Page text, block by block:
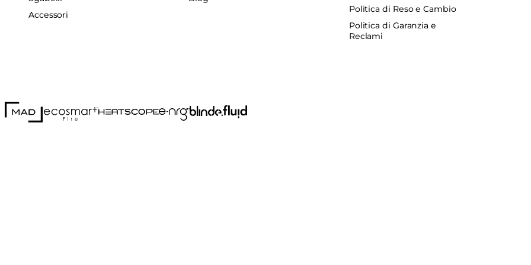
Accessori
Politica di Reso e Cambio
Politica di Garanzia e
Reclami
MAD DesignEcoSmart FireHEATSCOPE® Heaters
e-NRG Bioethanol
Blinde DesignFluid Concrete